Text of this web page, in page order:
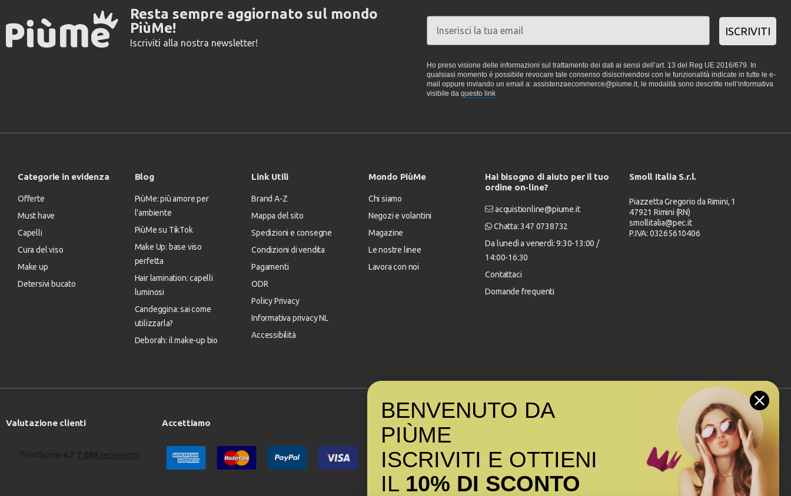
Resta sempre aggiornato sul mondo
PiùMe!
Iscriviti alla nostra newsletter!
ISCRIVITI
Ho preso visione delle informazioni sul trattamento dei dati ai sensi dell’art. 13 del Reg UE 2016/679. In
qualsiasi momento è possibile revocare tale consenso disiscrivendosi con le funzionalità indicate in tutte le e-
mail oppure inviando un email a: assistenzaecommerce@piume.it, le modalità sono descritte nell’informativa
visibile da questo link
Categorie in evidenza
Offerte
Must have
Capelli
Cura del viso
Make up
Detersivi bucato
Blog
PiùMe: più amore per
l'ambiente
PiùMe su TikTok
Make Up: base viso
perfetta
Hair lamination: capelli
luminosi
Candeggina: sai come
utilizzarla?
Deborah: il make-up bio
Link Utili
Brand A-Z
Mappa del sito
Spedizioni e consegne
Condizioni di vendita
Pagamenti
ODR
Policy Privacy
Informativa privacy NL
Accessibilità
Mondo PiùMe
Chi siamo
Negozi e volantini
Magazine
Le nostre linee
Lavora con noi
Hai bisogno di aiuto per il tuo
ordine on-line?
acquistionline@piume.it
Chatta: 347 0738732
Da lunedì a venerdì: 9:30-13:00 /
14:00-16:30
Contattaci
Domande frequenti
Smoll Italia S.r.l.
Piazzetta Gregorio da Rimini, 1
47921 Rimini (RN)
smollitalia@pec.it
P.IVA: 03265610406
Valutazione clienti Accettiamo Seguici sui social
BENVENUTO DA
PIÙME
ISCRIVITI E OTTIENI
IL 10% DI SCONTO